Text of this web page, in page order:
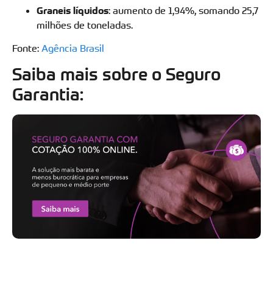
Graneis líquidos: aumento de 1,94%, somando 25,7
milhões de toneladas.
Fonte: Agência Brasil
Saiba mais sobre o Seguro
Garantia: